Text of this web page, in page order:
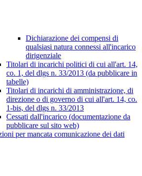
Dichiarazione dei compensi di
qualsiasi natura connessi all'incarico
dirigenziale
Titolari di incarichi politici di cui all'art. 14,
co. 1, del dlgs n. 33/2013 (da pubblicare in
tabelle)
Titolari di incarichi di amministrazione, di
direzione o di governo di cui all'art. 14, co.
1-bis, del dlgs n. 33/2013
Cessati dall'incarico (documentazione da
pubblicare sul sito web)
per mancata comunicazione dei dati